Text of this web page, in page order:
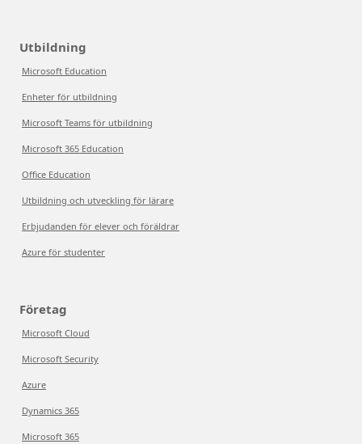
Utbildning
Microsoft Education
Enheter för utbildning
Microsoft Teams för utbildning
Microsoft 365 Education
Office Education
Utbildning och utveckling för lärare
Erbjudanden för elever och föräldrar
Azure för studenter
Företag
Microsoft Cloud
Microsoft Security
Azure
Dynamics 365
Microsoft 365